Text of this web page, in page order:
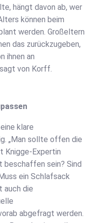
hängt davon ab, wer
können beim
werden. Großeltern
das zurückzugeben,
ihnen an
von Korff.
klare
„Man sollte offen die
Knigge-Expertin
beschaffen sein? Sind
ein Schlafsack
auch die
abgefragt werden.